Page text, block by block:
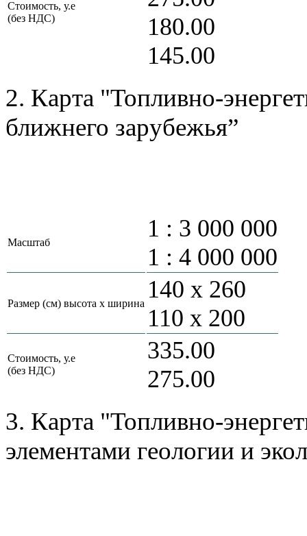
Стоимость, у.е
(без НДС)
180.00
145.00
2. Карта "Топливно-
ближнего зарубежья”
Масштаб
1 : 3 000 000
1 : 4 000 000
Размер (см) высота х ширина
140 х 260
110 х 200
Стоимость, у.е
(без НДС)
335.00
275.00
3. Карта "Топливно-
элементами геологии и